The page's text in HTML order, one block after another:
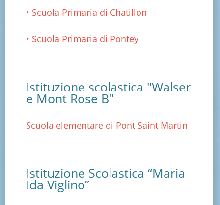
• Scuola Primaria di Chatillon
• Scuola Primaria di Pontey
Istituzione scolastica "Walser
e Mont Rose B"
Scuola elementare di Pont Saint Martin
Istituzione Scolastica “Maria
Ida Viglino”